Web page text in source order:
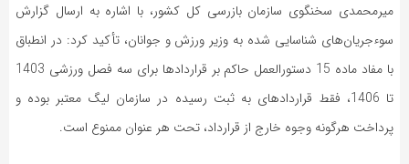
میرمحمدی سخنگوی سازمان بازرسی کل کشور، با اشاره به ارسال گزارش
سوءجریان‌های شناسایی شده به وزیر ورزش و جوانان، تأکید کرد: در انطباق
با مفاد ماده 15 دستورالعمل حاکم بر قرارداد‌ها برای سه فصل ورزشی 1403
تا 1406، فقط قرارداد‌های به ثبت رسیده در سازمان لیگ معتبر بوده و
پرداخت هرگونه وجوه خارج از قرارداد، تحت هر عنوان ممنوع است.